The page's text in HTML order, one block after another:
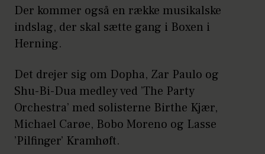
Der kommer også en række musikalske
indslag, der skal sætte gang i Boxen i
Herning.
Det drejer sig om Dopha, Zar Paulo og
Shu-Bi-Dua medley ved ’The Party
Orchestra’ med solisterne Birthe Kjær,
Michael Carøe, Bobo Moreno og Lasse
’Pilfinger’ Kramhøft.